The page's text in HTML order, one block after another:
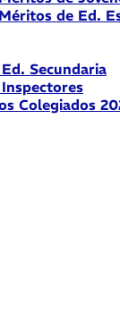
de Ed.
Secundaria
Colegiados